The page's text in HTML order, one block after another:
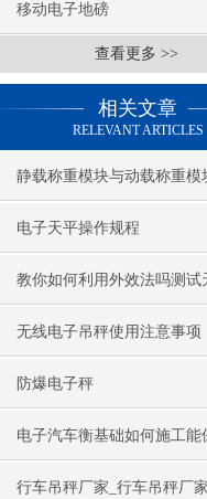
移动电子地磅
查看更多 >>
相关文章
RELEVANT ARTICLES
静载称重模块与动载称重模
电子天平操作规程
教你如何利用外效法吗测试
子秤
无线电子吊秤使用注意事项
防爆电子秤
电子汽车衡基础如何施工能
行车吊秤厂家_行车吊秤厂